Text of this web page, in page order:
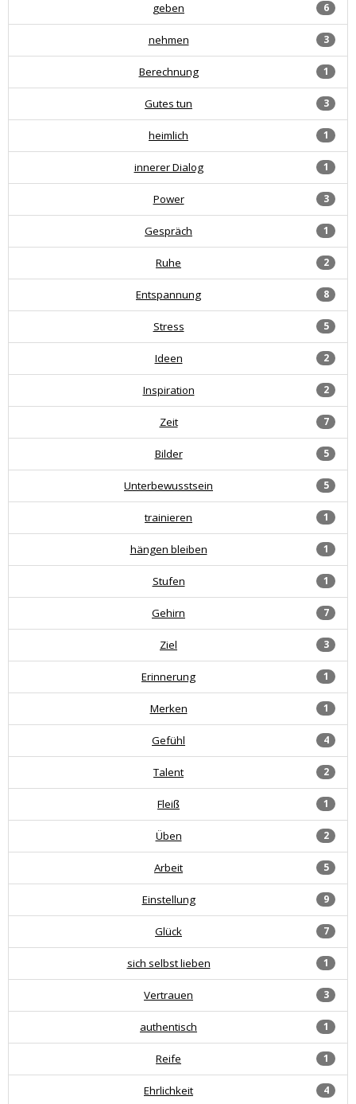
6
geben
3
nehmen
1
Berechnung
3
Gutes tun
1
heimlich
1
innerer Dialog
3
Power
1
Gespräch
2
Ruhe
8
Entspannung
5
Stress
2
Ideen
2
Inspiration
7
Zeit
5
Bilder
5
Unterbewusstsein
1
trainieren
1
hängen bleiben
1
Stufen
7
Gehirn
3
Ziel
1
Erinnerung
1
Merken
4
Gefühl
2
Talent
1
Fleiß
2
Üben
5
Arbeit
9
Einstellung
7
Glück
1
sich selbst lieben
3
Vertrauen
1
authentisch
1
Reife
4
Ehrlichkeit